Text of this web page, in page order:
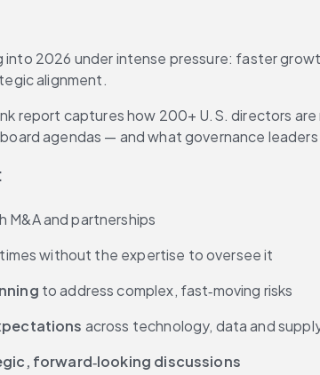
into 2026 under intense pressure: faster
alignment.
report captures how 200+ U.S. directors
agendas — and what governance
M&A and partnerships
without the expertise to oversee it
to address complex, fast‑moving risks
across technology, data and
forward‑looking discussions